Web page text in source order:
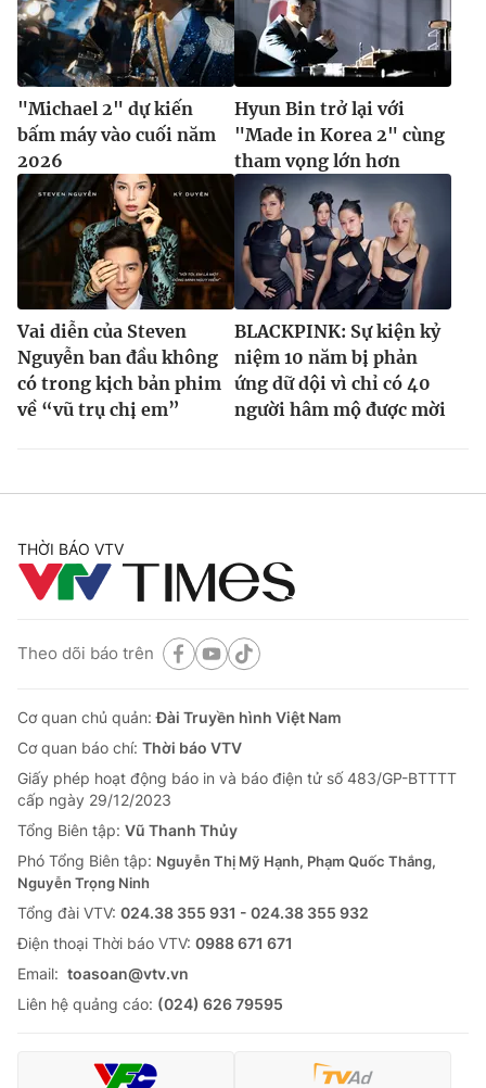
"Michael 2" dự kiến
bấm máy vào cuối năm
2026
Hyun Bin trở lại với
"Made in Korea 2" cùng
tham vọng lớn hơn
Vai diễn của Steven
Nguyễn ban đầu không
có trong kịch bản phim
về “vũ trụ chị em”
BLACKPINK: Sự kiện kỷ
niệm 10 năm bị phản
ứng dữ dội vì chỉ có 40
người hâm mộ được mời
THỜI BÁO VTV
Theo dõi báo trên
Cơ quan chủ quản:Đài Truyền hình Việt Nam
Cơ quan báo chí: Thời báo VTV
Giấy phép hoạt động báo in và báo điện tử số 483/GP-BTTTT
cấp ngày 29/12/2023
Tổng Biên tập: Vũ Thanh Thủy
Phó Tổng Biên tập: Nguyễn Thị Mỹ Hạnh, Phạm Quốc Thắng,
Nguyễn Trọng Ninh
Tổng đài VTV: 024.38 355 931 - 024.38 355 932
Ðiện thoại Thời báo VTV: 0988 671 671
Email: toasoan@vtv.vn
Liên hệ quảng cáo: (024) 626 79595